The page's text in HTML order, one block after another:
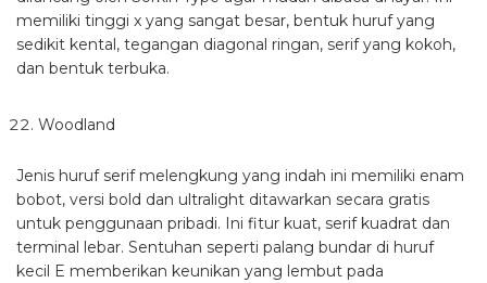
memiliki tinggi x yang sangat besar, bentuk huruf yang
sedikit kental, tegangan diagonal ringan, serif yang kokoh,
dan bentuk terbuka.
Woodland
Jenis huruf serif melengkung yang indah ini memiliki enam
bobot, versi bold dan ultralight ditawarkan secara gratis
untuk penggunaan pribadi. Ini fitur kuat, serif kuadrat dan
terminal lebar. Sentuhan seperti palang bundar di huruf
kecil E memberikan keunikan yang lembut pada